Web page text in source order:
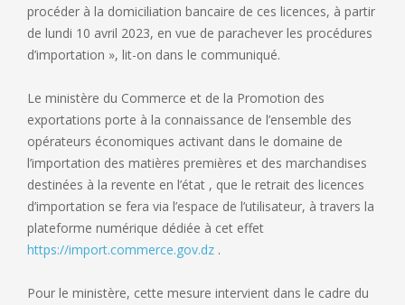
procéder à la domiciliation bancaire de ces licences, à partir
de lundi 10 avril 2023, en vue de parachever les procédures
d’importation », lit-on dans le communiqué.
Le ministère du Commerce et de la Promotion des
exportations porte à la connaissance de l’ensemble des
opérateurs économiques activant dans le domaine de
l’importation des matières premières et des marchandises
destinées à la revente en l’état , que le retrait des licences
d’importation se fera via l’espace de l’utilisateur, à travers la
plateforme numérique dédiée à cet effet
https://import.commerce.gov.dz .
Pour le ministère, cette mesure intervient dans le cadre du